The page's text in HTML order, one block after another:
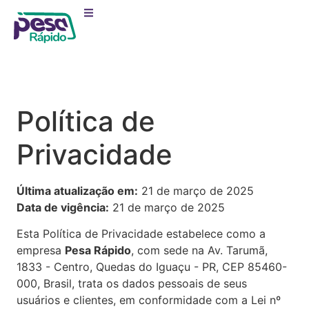
Política de
Privacidade
Última atualização em: 21 de março de 2025
Data de vigência: 21 de março de 2025
Esta Política de Privacidade estabelece como a
empresa Pesa Rápido, com sede na Av. Tarumã,
1833 - Centro, Quedas do Iguaçu - PR, CEP 85460-
000, Brasil, trata os dados pessoais de seus
usuários e clientes, em conformidade com a Lei nº